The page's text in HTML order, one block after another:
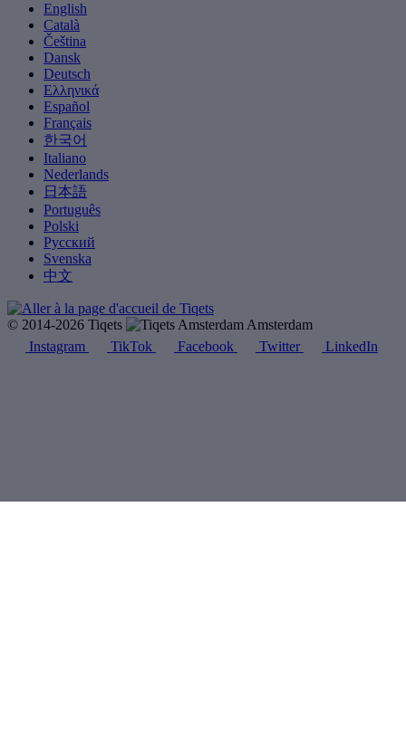
English
Català
Čeština
Dansk
Deutsch
Ελληνικά
Español
Français
한국어
Italiano
Nederlands
日本語
Português
Polski
Русский
Svenska
中文
© 2014-2026 Tiqets
Amsterdam
Instagram
TikTok Facebook Twitter LinkedIn